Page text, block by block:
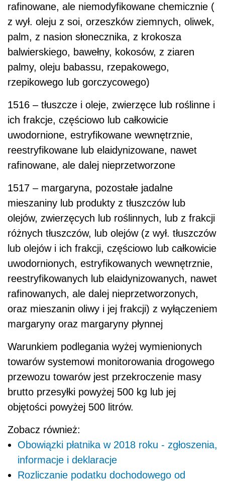
rafinowane, ale niemodyfikowane chemicznie (
z wył. oleju z soi, orzeszków ziemnych, oliwek,
palm, z nasion słonecznika, z krokosza
balwierskiego, bawełny, kokosów, z ziaren
palmy, oleju babassu, rzepakowego,
rzepikowego lub gorczycowego)
1516 – tłuszcze i oleje, zwierzęce lub roślinne i
ich frakcje, częściowo lub całkowicie
uwodornione, estryfikowane wewnętrznie,
reestryfikowane lub elaidynizowane, nawet
rafinowane, ale dalej nieprzetworzone
1517 – margaryna, pozostałe jadalne
mieszaniny lub produkty z tłuszczów lub
olejów, zwierzęcych lub roślinnych, lub z frakcji
różnych tłuszczów, lub olejów (z wył. tłuszczów
lub olejów i ich frakcji, częściowo lub całkowicie
uwodornionych, estryfikowanych wewnętrznie,
reestryfikowanych lub elaidynizowanych, nawet
rafinowanych, ale dalej nieprzetworzonych,
oraz mieszanin oliwy i jej frakcji) z wyłączeniem
margaryny oraz margaryny płynnej
Warunkiem podlegania wyżej wymienionych
towarów systemowi monitorowania drogowego
przewozu towarów jest przekroczenie masy
brutto przesyłki powyżej 500 kg lub jej
objętości powyżej 500 litrów.
Zobacz również:
Obowiązki płatnika w 2018 roku - zgłoszenia,
informacje i deklaracje
Rozliczanie podatku dochodowego od